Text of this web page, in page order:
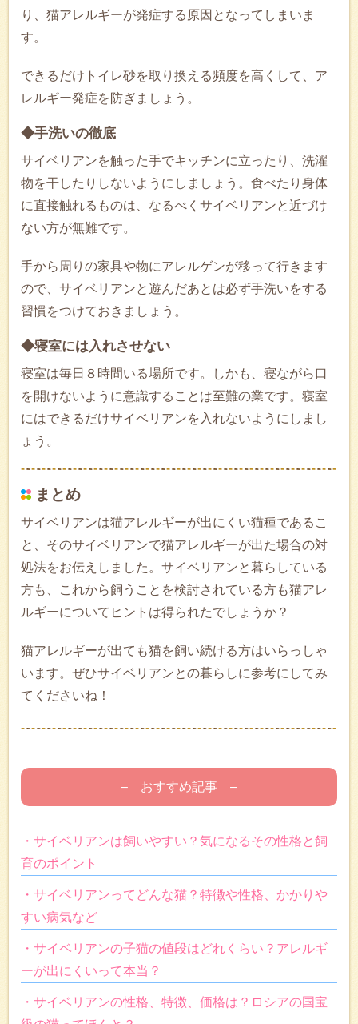
り、猫アレルギーが発症する原因となってしまいま
す。
できるだけトイレ砂を取り換える頻度を高くして、ア
レルギー発症を防ぎましょう。
◆手洗いの徹底
サイベリアンを触った手でキッチンに立ったり、洗濯
物を干したりしないようにしましょう。食べたり身体
に直接触れるものは、なるべくサイベリアンと近づけ
ない方が無難です。
手から周りの家具や物にアレルゲンが移って行きます
ので、サイベリアンと遊んだあとは必ず手洗いをする
習慣をつけておきましょう。
◆寝室には入れさせない
寝室は毎日８時間いる場所です。しかも、寝ながら口
を開けないように意識することは至難の業です。寝室
にはできるだけサイベリアンを入れないようにしまし
ょう。
まとめ
サイベリアンは猫アレルギーが出にくい猫種であるこ
と、そのサイベリアンで猫アレルギーが出た場合の対
処法をお伝えしました。サイベリアンと暮らしている
方も、これから飼うことを検討されている方も猫アレ
ルギーについてヒントは得られたでしょうか？
猫アレルギーが出ても猫を飼い続ける方はいらっしゃ
います。ぜひサイベリアンとの暮らしに参考にしてみ
てくださいね！
– おすすめ記事 –
・サイベリアンは飼いやすい？気になるその性格と飼
育のポイント
・サイベリアンってどんな猫？特徴や性格、かかりや
すい病気など
・サイベリアンの子猫の値段はどれくらい？アレルギ
ーが出にくいって本当？
・サイベリアンの性格、特徴、価格は？ロシアの国宝